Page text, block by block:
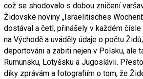
což se shodovalo s dobou zničení
Židovské noviny „Israelitisches
dostával a četl, přinášely v každém
na Východě a uváděly údaje o počtu
deportováni a zabiti nejen v Polsku, ale
Rumunsku, Lotyšsku a Jugoslávii.
díky zprávám a fotografiím o tom, že